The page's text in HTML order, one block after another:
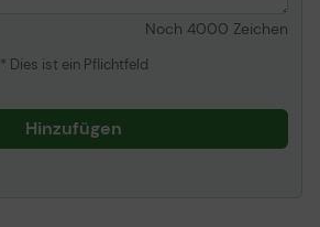
Noch 4000 Zeichen
* Dies ist ein Pflichtfeld
Hinzufügen